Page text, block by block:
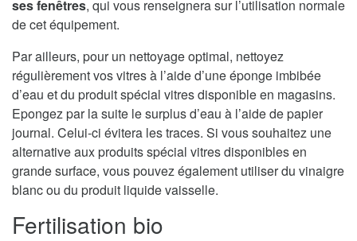
ses fenêtres, qui vous renseignera sur l’utilisation normale
de cet équipement.
Par ailleurs, pour un nettoyage optimal, nettoyez
régulièrement vos vitres à l’aide d’une éponge imbibée
d’eau et du produit spécial vitres disponible en magasins.
Epongez par la suite le surplus d’eau à l’aide de papier
journal. Celui-ci évitera les traces. Si vous souhaitez une
alternative aux produits spécial vitres disponibles en
grande surface, vous pouvez également utiliser du vinaigre
blanc ou du produit liquide vaisselle.
Fertilisation bio